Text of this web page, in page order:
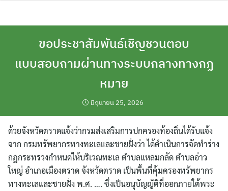
ขอประชาสัมพันธ์เชิญชวนตอบ
แบบสอบถามผ่านทางระบบกลางทางกฏ
หมาย
มิถุนายน 25, 2026
ด้วยจังหวัดตราดแจ้งว่ากรมส่งเสริมการปกครองท้องถิ่นได้รับแจ้ง
จาก กรมทรัพยากรทางทะเลและชายฝั่งว่า ได้ดำเนินการจัดทำร่าง
กฎกระทรวงกำหนดให้บริเวณทะเล ตำบลแหลมกลัด ตำบลอ่าว
ใหญ่ อำเภอเมืองตราด จังหวัดตราด เป็นพื้นที่คุ้มครองทรัพยากร
ทางทะเลและชายฝั่ง พ.ศ. …. ซึ่งเป็นอนุบัญญัติที่ออกภายใต้พระ